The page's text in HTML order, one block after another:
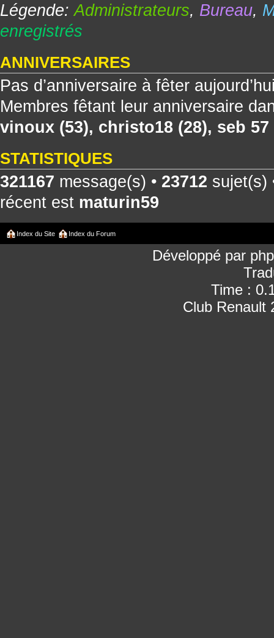
Légende:Administrateurs, Bureau,
enregistrés
ANNIVERSAIRES
Pas d’anniversaire à fêter
Membres fêtant leur anniversaire
vinoux (53), christo18 (28), seb 57
STATISTIQUES
321167 message(s) • 23712 sujet(s)
récent est maturin59
Index du Site Index du Forum
Développé par
Time :
Club Renault